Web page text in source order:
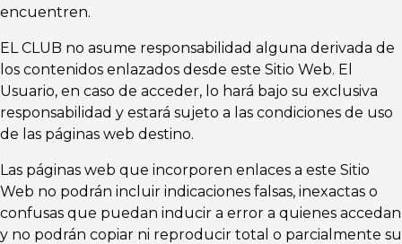
encuentren.
EL CLUB no asume responsabilidad alguna derivada de
los contenidos enlazados desde este Sitio Web. El
Usuario, en caso de acceder, lo hará bajo su exclusiva
responsabilidad y estará sujeto a las condiciones de uso
de las páginas web destino.
Las páginas web que incorporen enlaces a este Sitio
Web no podrán incluir indicaciones falsas, inexactas o
confusas que puedan inducir a error a quienes accedan
y no podrán copiar ni reproducir total o parcialmente su